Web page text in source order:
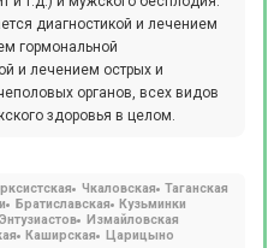
диагностикой и лечением
гормональной
и лечением острых и
органов, всех видов
здоровья в целом.
Чкаловская
Таганская
Братиславская
Кузьминки
Измайловская
Каширская
Царицыно